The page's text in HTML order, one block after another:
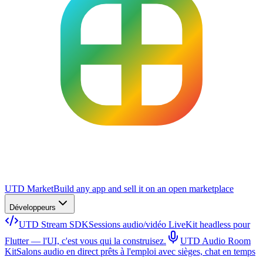
UTD MarketBuild any app and sell it on an open marketplace
Développeurs
UTD Stream SDKSessions audio/vidéo LiveKit headless pour
Flutter — l'UI, c'est vous qui la construisez.
UTD Audio Room
KitSalons audio en direct prêts à l'emploi avec sièges, chat en temps